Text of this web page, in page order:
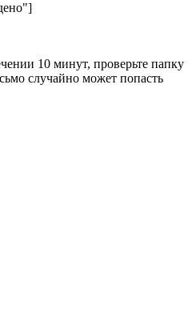
10 минут, проверьте папку
случайно может попасть